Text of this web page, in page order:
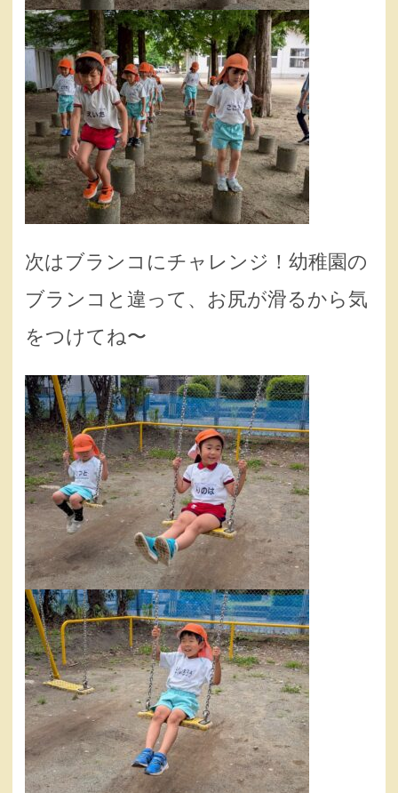
次はブランコにチャレンジ！幼稚園の
ブランコと違って、お尻が滑るから気
をつけてね〜